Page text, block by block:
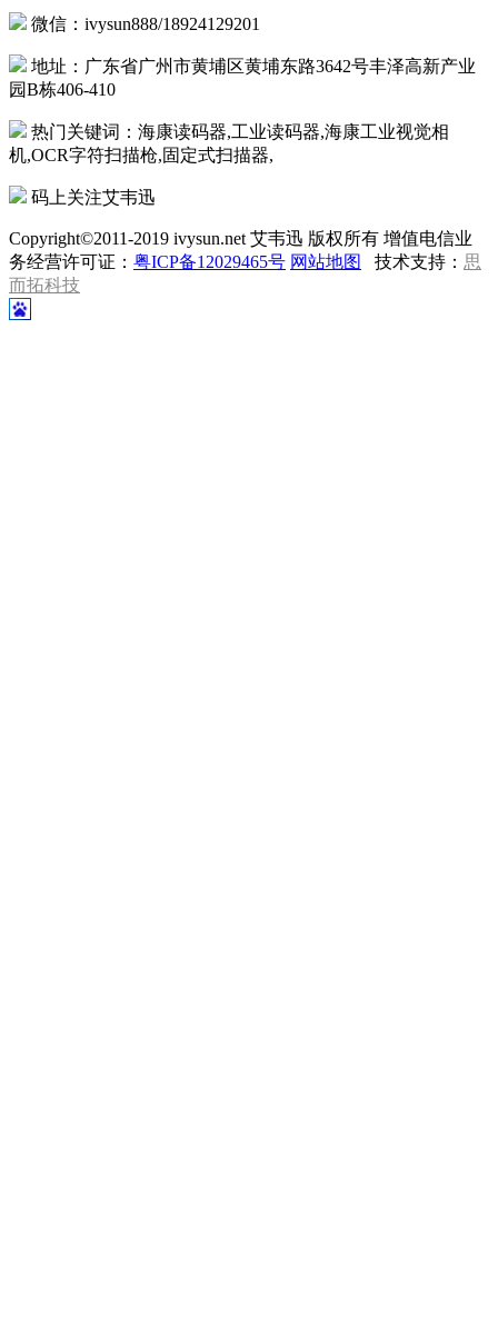
微信：ivysun888/18924129201
地址：广东省广州市黄埔区黄埔东路3642号丰泽高新产业
园B栋406-410
热门关键词：海康读码器,工业读码器,海康工业视觉相
机,OCR字符扫描枪,固定式扫描器,
码上关注艾韦迅
Copyright©2011-2019 ivysun.net 艾韦迅 版权所有 增值电信业
务经营许可证： 粤ICP备12029465号 网站地图 技术支持： 思
而拓科技